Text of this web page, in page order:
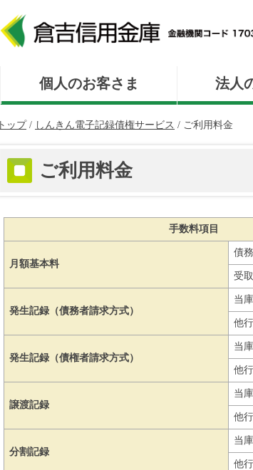
個人のお客さま 法人
現
トップ / しんきん電子記録債権サービス / ご利用料金
ご利用料金
手数料項目
月額基本料
債
受
発生記録（債務者請求方式）
当
他
発生記録（債権者請求方式）
当
他
譲渡記録
当
他
分割記録
当
他